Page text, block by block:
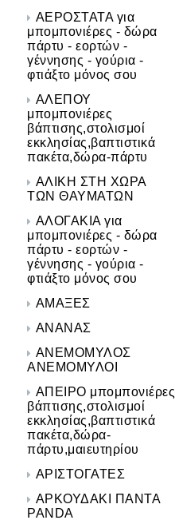
ΑΕΡΟΣΤΑΤΑ για
μπομπονιέρες - δώρα
πάρτυ - εορτών -
γέννησης - γούρια -
φτιάξτο μόνος σου
ΑΛΕΠΟΥ
μπομπονιέρες
βάπτισης,στολισμοί
εκκλησίας,βαπτιστικά
πακέτα,δώρα-πάρτυ
ΑΛΙΚΗ ΣΤΗ ΧΩΡΑ
ΤΩΝ ΘΑΥΜΑΤΩΝ
ΑΛΟΓΑΚΙΑ για
μπομπονιέρες - δώρα
πάρτυ - εορτών -
γέννησης - γούρια -
φτιάξτο μόνος σου
ΑΜΑΞΕΣ
ΑΝΑΝΑΣ
ΑΝΕΜΟΜΥΛΟΣ
ΑΝΕΜΟΜΥΛΟΙ
ΑΠΕΙΡΟ μπομπονιέρες
βάπτισης,στολισμοί
εκκλησίας,βαπτιστικά
πακέτα,δώρα-
πάρτυ,μαιευτηρίου
ΑΡΙΣΤΟΓΑΤΕΣ
ΑΡΚΟΥΔΑΚΙ ΠΑΝΤΑ
PANDA